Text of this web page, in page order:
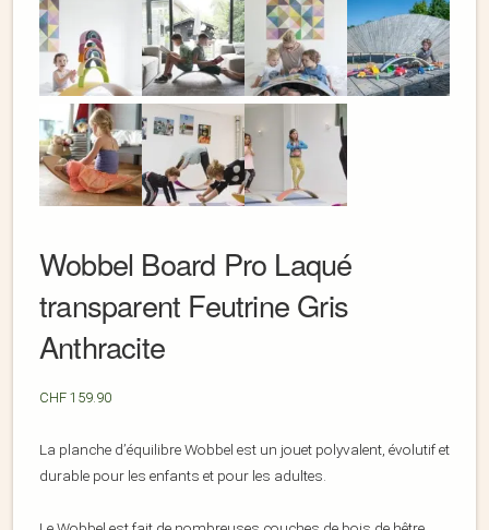
Wobbel Board Pro Laqué
transparent Feutrine Gris
Anthracite
CHF 159.90
La planche d’équilibre Wobbel est un jouet polyvalent, évolutif et
durable pour les enfants et pour les adultes.